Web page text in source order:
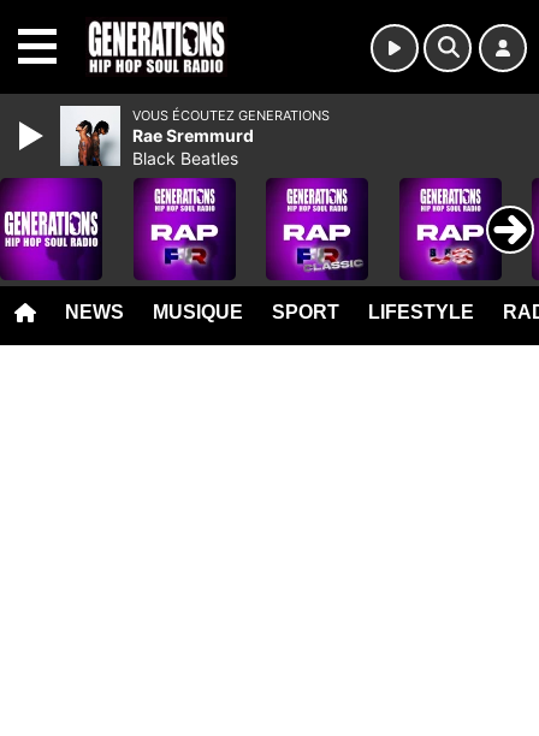
NEWS MUSIQUE SPORT LIFESTYLE
VOUS ÉCOUTEZ GENERATIONS
Rae Sremmurd
Black Beatles